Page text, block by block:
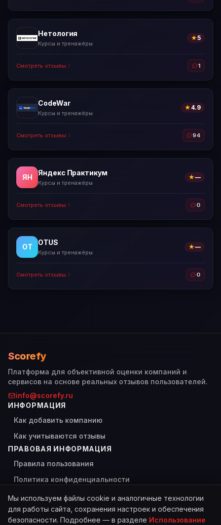
Нетология
Курсы и тренажёры
★5
Смотреть отзывы 1
CodeWar
Курсы и тренажёры
★ 4.9
Смотреть отзывы 94
ЯН
Яндекс Практикум
Курсы и тренажёры
★—
Смотреть отзывы 0
OT
OTUS
Курсы и тренажёры
★—
Смотреть отзывы 0
Scorefy
Платформа для объективной оценки компаний и
сервисов на основе реальных отзывов пользователей.
info@scorefy.ru
ИНФОРМАЦИЯ
Как добавить компанию
Как учитываются отзывы
ПРАВОВАЯ ИНФОРМАЦИЯ
Правила пользования
Политика конфиденциальности
Использование Cookies
Мы используем файлы cookie и аналогичные технологии
для работы сайта, сохранения настроек и обеспечения
безопасности. Подробнее — в разделе Использование